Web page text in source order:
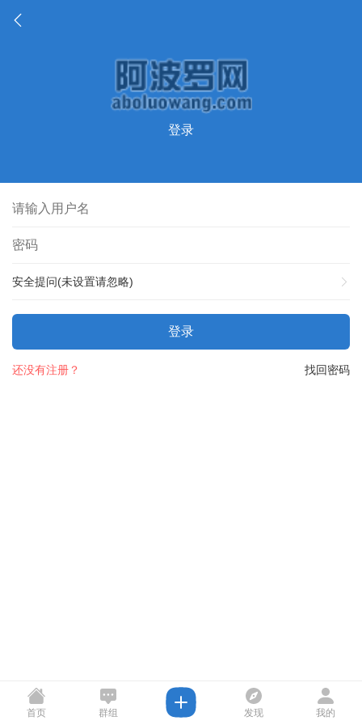
登录
安全提问(未设置请忽略)
登录
找回密码
还没有注册？
首页 群组 发现 我的